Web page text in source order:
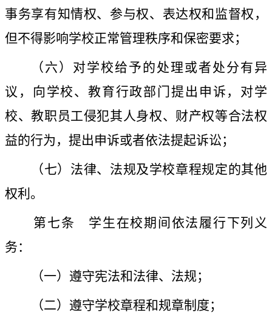
事务享有知情权、参与权、表达权和监督权，
但不得影响学校正常管理秩序和保密要求；
（六）对学校给予的处理或者处分有异
议，向学校、教育行政部门提出申诉，对学
校、教职员工侵犯其人身权、财产权等合法权
益的行为，提出申诉或者依法提起诉讼；
（七）法律、法规及学校章程规定的其他
权利。
第七条 学生在校期间依法履行下列义
务：
（一）遵守宪法和法律、法规；
（二）遵守学校章程和规章制度；